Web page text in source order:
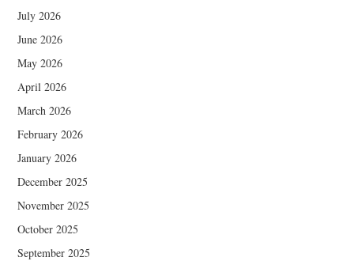
July 2026
June 2026
May 2026
April 2026
March 2026
February 2026
January 2026
December 2025
November 2025
October 2025
September 2025